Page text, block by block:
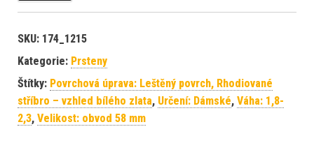
SKU: 174_1215
Kategorie: Prsteny
Štítky: Povrchová úprava: Leštěný povrch, Rhodiované
stříbro – vzhled bílého zlata, Určení: Dámské, Váha: 1,8-
2,3, Velikost: obvod 58 mm